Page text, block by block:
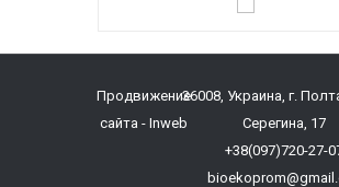
Продвижение
сайта - Inweb
36008, Украина, г.
Серегина, 17
+38(097)720-27-